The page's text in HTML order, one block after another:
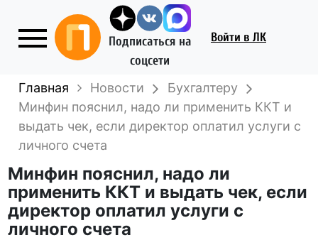
Подписаться на
соцсети
Войти в ЛК
Главная Новости
Бухгалтеру
Минфин пояснил, надо ли применить ККТ и
выдать чек, если директор оплатил услуги с
личного счета
Минфин пояснил, надо ли
применить ККТ и выдать чек, если
директор оплатил услуги с
личного счета